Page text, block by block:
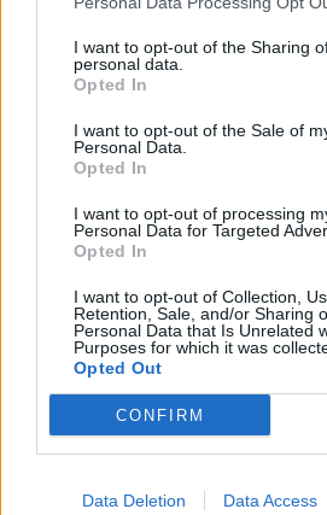
I want to opt-out of the Sharing
personal data.
Opted In
I want to opt-out of the Sale of
Personal Data.
Opted In
I want to opt-out of processing
Personal Data for Targeted
Opted In
I want to opt-out of Collection,
Retention, Sale, and/or Sharing
Personal Data that Is Unrelated
Purposes for which it was
Opted Out
CONFIRM
Data Deletion Data Access
mesterképzéses felvételi
keresztféléves felvételi